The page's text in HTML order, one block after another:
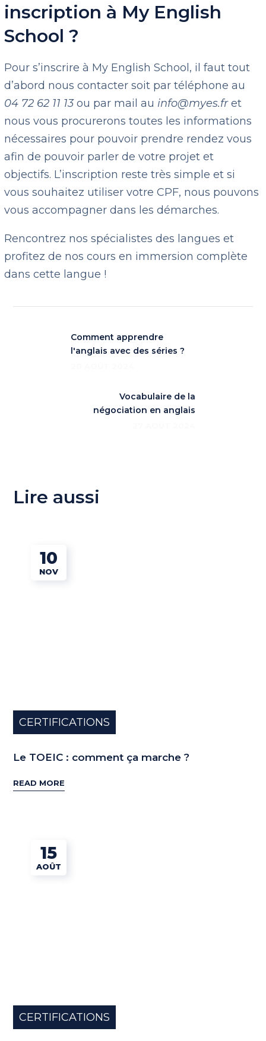
inscription à My English
School ?
Pour s’inscrire à My English School, il faut tout
d’abord nous contacter soit par téléphone au
04 72 62 11 13ou par mail au info@myes.fr et
nous vous procurerons toutes les informations
nécessaires pour pouvoir prendre rendez vous
afin de pouvoir parler de votre projet et
objectifs. L’inscription reste très simple et si
vous souhaitez utiliser votre CPF, nous pouvons
vous accompagner dans les démarches.
Rencontrez nos spécialistes des langues et
profitez de nos cours en immersion complète
dans cette langue !
Comment apprendre
l'anglais avec des séries ?
Vocabulaire de la
négociation en anglais
Lire aussi
10
NOV
CERTIFICATIONS
Le TOEIC : comment ça marche ?
READ MORE
15
AOÛT
CERTIFICATIONS